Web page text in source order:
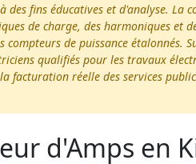
fins éducatives et d'analyse. La
de charge, des harmoniques et
de puissance étalonnés.
qualifiés pour les travaux
facturation réelle des services
d'Amps en